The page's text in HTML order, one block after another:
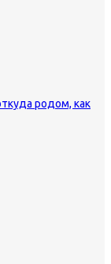
родом, как